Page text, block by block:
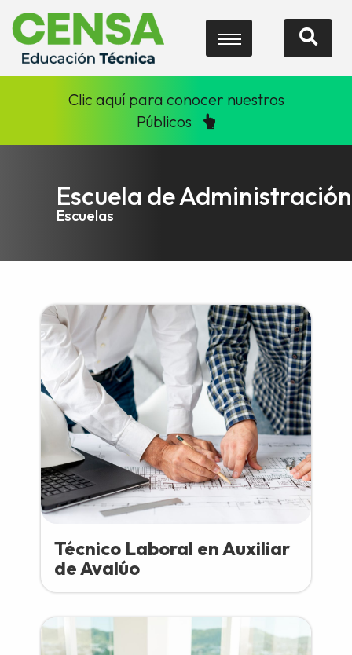
Clic aquí para conocer nuestros
Públicos
Escuela de Administración
Escuelas
Técnico Laboral en Auxiliar
de Avalúo